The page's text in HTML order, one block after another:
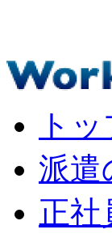
ト
派遣
正社